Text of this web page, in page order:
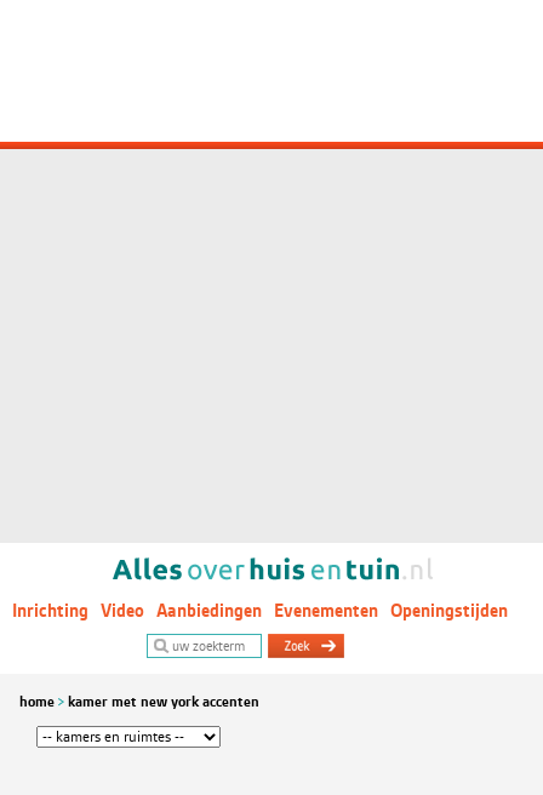
Inrichting Video Aanbiedingen Evenementen Openingstijden
home kamer met new york accenten